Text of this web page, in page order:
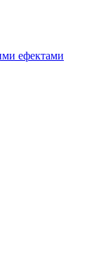
ефектами